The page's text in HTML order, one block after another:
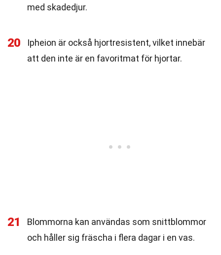
med skadedjur.
20
Ipheion är också hjortresistent, vilket innebär
att den inte är en favoritmat för hjortar.
21
Blommorna kan användas som snittblommor
och håller sig fräscha i flera dagar i en vas.